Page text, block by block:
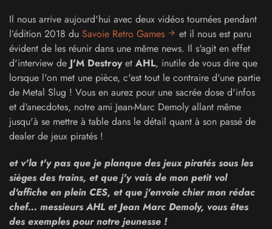
Il nous arrive aujourd'hui avec deux vidéos tournées pendant
l’édition 2018 du Savoie Retro Games
et il nous est paru
évident de les réunir dans une même news. Il s'agit en effet
d'interview de J'M Destroyet AHL, inutile de vous dire que
lorsque l'on met une pièce, c'est tout le contraire d'une partie
de Metal Slug ! Vous en aurez pour une sacrée dose d'infos
et d'anecdotes, notre ami Jean-Marc Demoly allant même
jusqu'à se mettre à table dans le détail quant à son passé de
dealer de jeux piratés !
et v'la t'y pas que je planque des jeux piratés sous les
sièges des trains, et que j'y vais de mon petit vol
d'affiche en plein CES, et que j'envoie chier mon rédac
chef... messieurs AHL et Jean Marc Demoly, vous êtes
des exemples pour notre jeunesse !